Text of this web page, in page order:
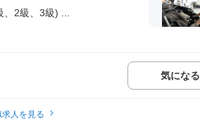
2級、3級) ...
気になる
人を見る